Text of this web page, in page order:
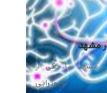
مشهد
مشهد ما یکی از